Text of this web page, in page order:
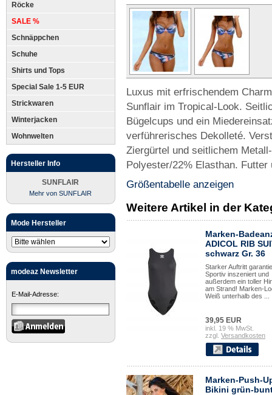
Röcke
SALE %
Schnäppchen
Schuhe
Shirts und Tops
Special Sale 1-5 EUR
Strickwaren
Winterjacken
Wohnwelten
Hersteller Info
SUNFLAIR
Mehr von SUNFLAIR
Mode Hersteller
modeaz Newsletter
E-Mail-Adresse:
Luxus mit erfrischendem
Sunflair im Tropical-Look.
Bügelcups und ein
verführerisches Dekolleté.
Ziergürtel und seitlichem
Polyester/22% Elasthan.
Größentabelle anzeigen
Weitere Artikel in der
Marken-
ADICOL RIB
schwarz Gr. 36
Starker Auftritt
Sportiv inszeniert und
außerdem ein toller
am Strand! Marken-
Weiß unterhalb des ...
39,95 EUR
inkl. 19 % MwSt.
zzgl. Versandkosten
Marken-Push-
Bikini grün-